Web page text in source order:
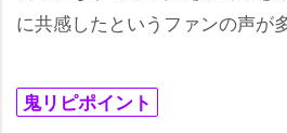
に共感したというファンの声が
鬼リピポイント